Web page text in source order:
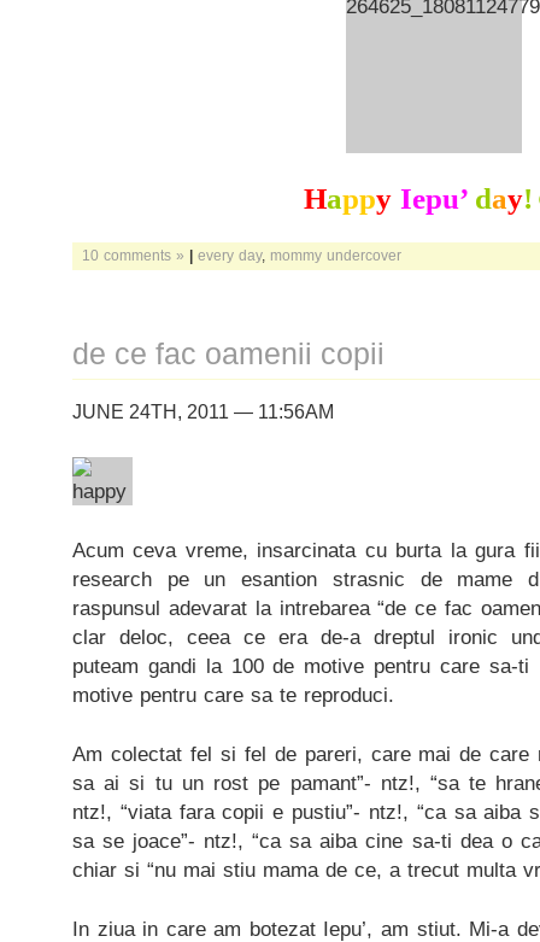
Happy Iepu’ day!
10 comments » | every day, mommy undercover
de ce fac oamenii copii
JUNE 24TH, 2011 — 11:56AM
Acum ceva vreme, insarcinata cu burta la gura
research pe un esantion strasnic de mame
raspunsul adevarat la intrebarea “de ce fac
clar deloc, ceea ce era de-a dreptul ironic
puteam gandi la 100 de motive pentru care sa-
motive pentru care sa te reproduci.
Am colectat fel si fel de pareri, care mai de care
sa ai si tu un rost pe pamant”- ntz!, “sa te
ntz!, “viata fara copii e pustiu”- ntz!, “ca sa aiba
sa se joace”- ntz!, “ca sa aiba cine sa-ti dea o
chiar si “nu mai stiu mama de ce, a trecut multa
In ziua in care am botezat Iepu’, am stiut. Mi-a